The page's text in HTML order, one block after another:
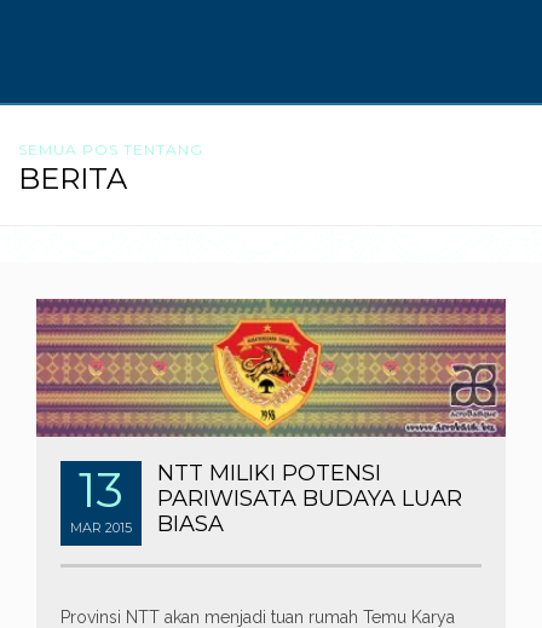
SEMUA POS TENTANG
BERITA
13
MAR 2015
NTT MILIKI POTENSI
PARIWISATA BUDAYA LUAR
BIASA
Provinsi NTT akan menjadi tuan rumah Temu Karya